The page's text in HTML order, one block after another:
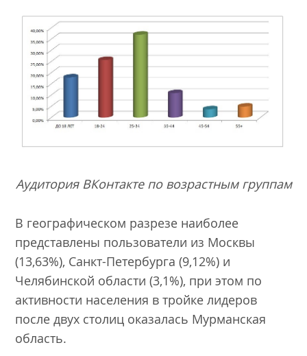
Аудитория ВКонтакте по возрастным группам
В географическом разрезе наиболее
представлены пользователи из Москвы
(13,63%), Санкт-Петербурга (9,12%) и
Челябинской области (3,1%), при этом по
активности населения в тройке лидеров
после двух столиц оказалась Мурманская
область.